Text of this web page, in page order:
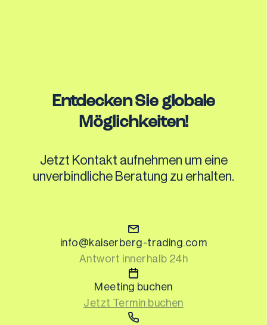
Entdecken Sie globale
Möglichkeiten!
Jetzt Kontakt aufnehmen um eine
unverbindliche Beratung zu erhalten.
info@kaiserberg-trading.com
Antwort innerhalb 24h
Meeting buchen
Jetzt Termin buchen